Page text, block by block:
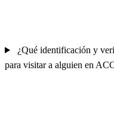
¿Qué identificación y
para visitar a alguien en